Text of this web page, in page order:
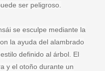
ser peligroso.
se esculpe mediante la
la ayuda del alambrado
definido al árbol. El
y el otoño durante un